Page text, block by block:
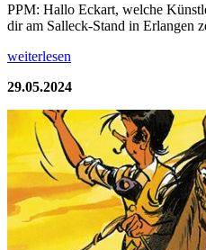
PPM: Hallo Eckart, welche
dir am Salleck-Stand in Erlangen
weiterlesen
29.05.2024